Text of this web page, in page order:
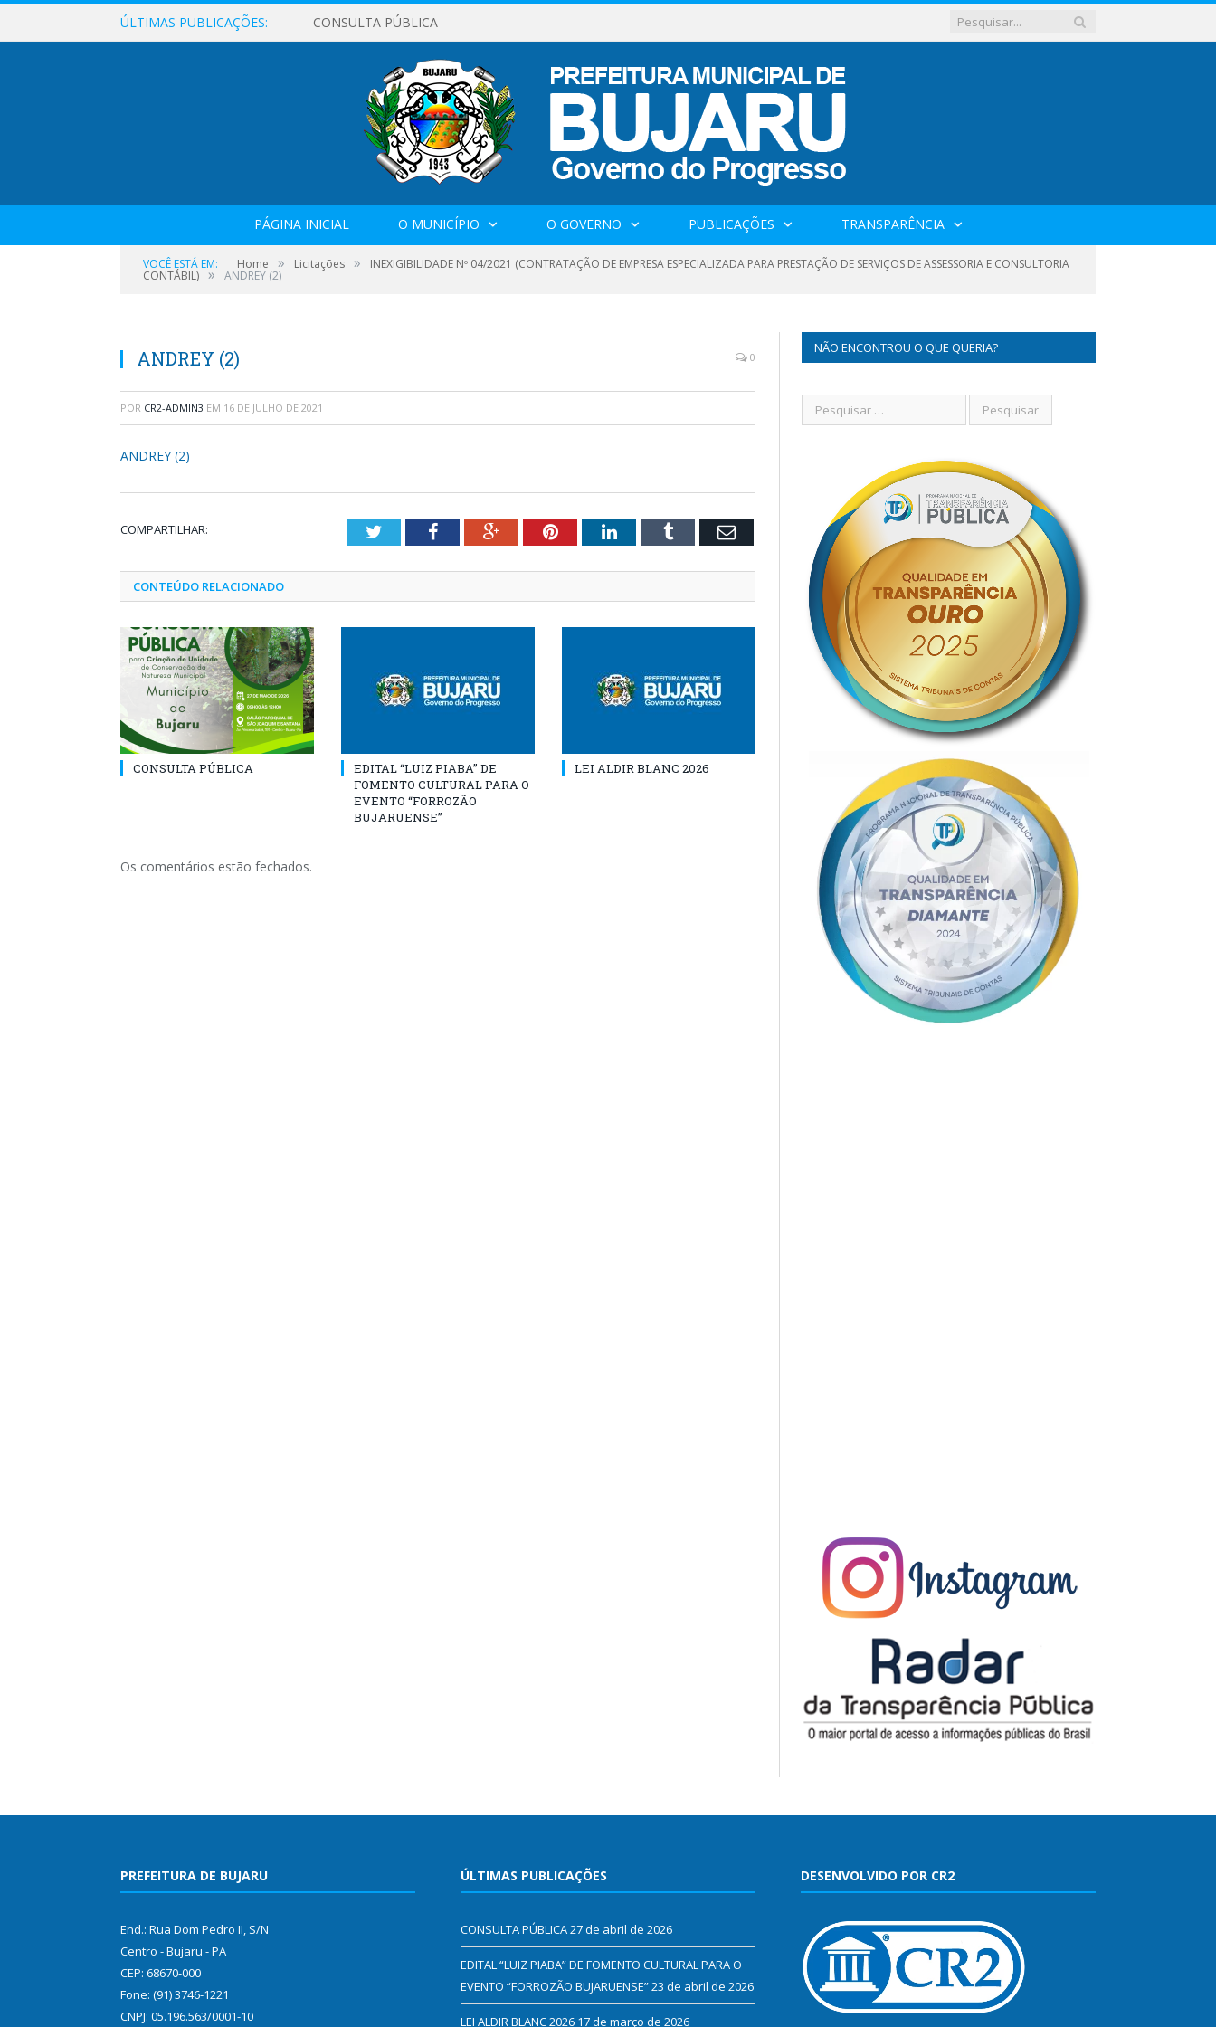
ÚLTIMAS PUBLICAÇÕES: CONSULTA PÚBLICA
PÁGINA INICIAL O MUNICÍPIO O GOVERNO PUBLICAÇÕES TRANSPARÊNCIA
VOCÊ ESTÁ EM: Home » Licitações » INEXIGIBILIDADE Nº 04/2021 (CONTRATAÇÃO DE EMPRESA ESPECIALIZADA PARA PRESTAÇÃO DE SERVIÇOS DE ASSESSORIA E CONSULTORIA
CONTÁBIL) » ANDREY (2)
ANDREY (2) 0
POR CR2-ADMIN3 EM 16 DE JULHO DE 2021
ANDREY (2)
COMPARTILHAR: TwitterFacebookGoogle+PinterestLinkedInTumblr Email
CONTEÚDO RELACIONADO
CONSULTA PÚBLICA
EDITAL “LUIZ PIABA” DE
FOMENTO CULTURAL PARA O
EVENTO “FORROZÃO
BUJARUENSE”
LEI ALDIR BLANC 2026
Os comentários estão fechados.
NÃO ENCONTROU O QUE QUERIA?
PREFEITURA DE BUJARU
End.: Rua Dom Pedro II, S/N
Centro - Bujaru - PA
CEP: 68670-000
Fone: (91) 3746-1221
CNPJ: 05.196.563/0001-10
ÚLTIMAS PUBLICAÇÕES
CONSULTA PÚBLICA27 de abril de 2026
EDITAL “LUIZ PIABA” DE FOMENTO CULTURAL PARA O
EVENTO “FORROZÃO BUJARUENSE”23 de abril de 2026
LEI ALDIR BLANC 2026 17 de março de 2026
DESENVOLVIDO POR CR2